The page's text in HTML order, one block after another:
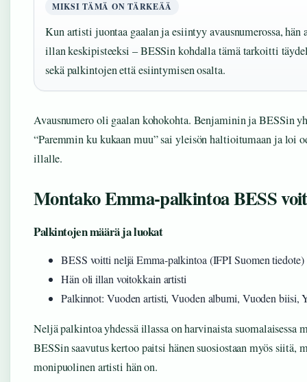
MIKSI TÄMÄ ON TÄRKEÄÄ
Kun artisti juontaa gaalan ja esiintyy avausnumerossa, hän
illan keskipisteeksi – BESSin kohdalla tämä tarkoitti
sekä palkintojen että esiintymisen osalta.
Avausnumero oli gaalan kohokohta. Benjaminin ja BESSin
“Paremmin ku kukaan muu” sai yleisön haltioitumaan ja loi
illalle.
Montako Emma-palkintoa BESS
Palkintojen määrä ja luokat
BESS voitti neljä Emma-palkintoa (IFPI Suomen tiedote)
Hän oli illan voitokkain artisti
Palkinnot: Vuoden artisti, Vuoden albumi, Vuoden biisi,
Neljä palkintoa yhdessä illassa on harvinaista suomalaisessa
BESSin saavutus kertoo paitsi hänen suosiostaan myös siitä,
monipuolinen artisti hän on.